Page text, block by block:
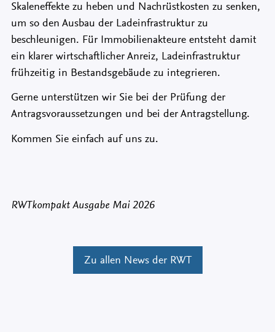
Skaleneffekte zu heben und Nachrüstkosten zu senken,
um so den Ausbau der Ladeinfrastruktur zu
beschleunigen. Für Immobilienakteure entsteht damit
ein klarer wirtschaftlicher Anreiz, Ladeinfrastruktur
frühzeitig in Bestandsgebäude zu integrieren.
Gerne unterstützen wir Sie bei der Prüfung der
Antragsvoraussetzungen und bei der Antragstellung.
Kommen Sie einfach auf uns zu.
RWTkompakt Ausgabe Mai 2026
Zu allen News der RWT